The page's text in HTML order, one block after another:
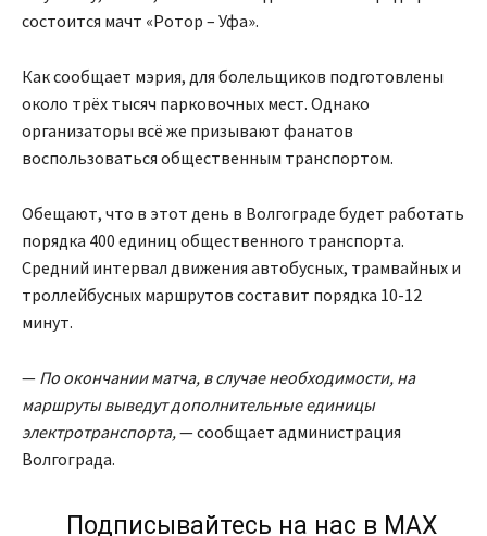
состоится мачт «Ротор – Уфа».
Как сообщает мэрия, для болельщиков подготовлены
около трёх тысяч парковочных мест. Однако
организаторы всё же призывают фанатов
воспользоваться общественным транспортом.
Обещают, что в этот день в Волгограде будет работать
порядка 400 единиц общественного транспорта.
Средний интервал движения автобусных, трамвайных и
троллейбусных маршрутов составит порядка 10-12
минут.
— По окончании матча, в случае необходимости, на
маршруты выведут дополнительные единицы
электротранспорта,— сообщает администрация
Волгограда.
Подписывайтесь на нас в МАХ